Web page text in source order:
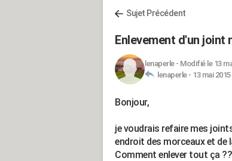
Sujet Précédent
Enlevement d'un joint
lenaperle- Modifié le 13
lenaperle - 13 mai 2015
Bonjour,
je voudrais refaire mes
endroit des morceaux et de
Comment enlever tout ça